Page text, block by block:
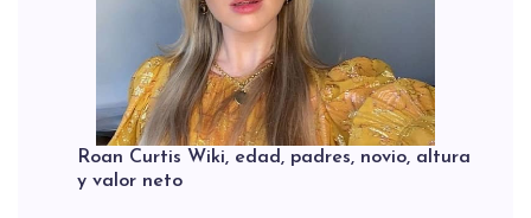
Roan Curtis Wiki, edad, padres, novio, altura
y valor neto